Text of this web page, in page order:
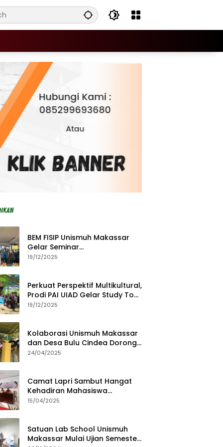
BEM FISIP Unismuh Makassar
Gelar Seminar
Keperempuanan, Bahas
19/12/2025
Perkuat Perspektif Multikultural,
Prodi PAI UIAD Gelar Study Tour
ke Kajang
19/12/2025
Kolaborasi Unismuh Makassar
dan Desa Bulu Cindea Dorong
Sentra Garam Industri
24/04/2025
Camat Lapri Sambut Hangat
Kehadiran Mahasiswa
PoltekMu
15/04/2025
Satuan Lab School Unismuh
Makassar Mulai Ujian Semester,